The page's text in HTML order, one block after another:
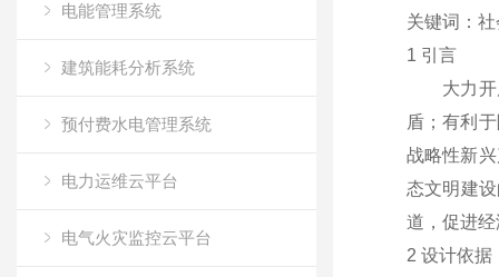
电能管理系统
建筑能耗分析系统
预付费水电管理系统
电力运维云平台
电气火灾监控云平台
关键词：
1 引言
大力开展
盾；有利
战略性新
态文明建
道，促进
2 设计依据